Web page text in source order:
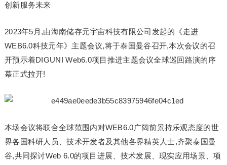
创新服务未来
2023年5月,由海南储存元宇宙科技有限公司发起的《走进
WEB6.0科技元年》主题会议,将于泰国曼谷召开,本次会议的召
开预示着DIGUNI Web6.0项目推进主题会议全球巡回路演的序
幕正式拉开!
本场会议将联合全球范围内对WEB6.0广阔前景持乐观态度的世
界各国科研人员、技术开发者及其他各界精英人士,齐聚泰国曼
谷,共同探讨Web 6.0的项目进展、技术发展、现实应用场景、项